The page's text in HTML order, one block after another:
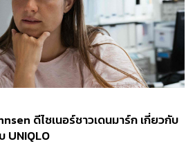
ดีไซเนอร์ชาวเดนมาร์ก เกี่ยวกับ
UNIQLO